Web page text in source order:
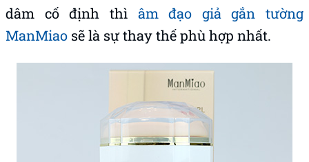
dâm cố định thì âm đạo giả gắn tường
ManMiao sẽ là sự thay thế phù hợp nhất.